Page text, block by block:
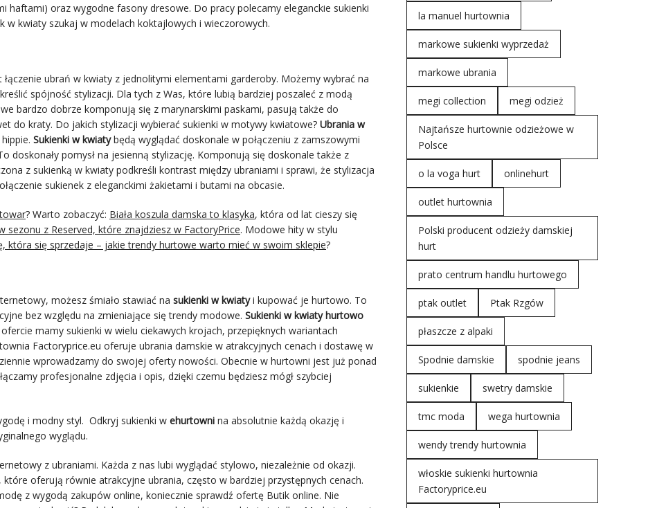
haftami) oraz wygodne fasony dresowe. Do pracy polecamy eleganckie sukienki
w kwiaty szukaj w modelach koktajlowych i wieczorowych.
ubrań w kwiaty z jednolitymi elementami garderoby. Możemy wybrać na
spójność stylizacji. Dla tych z Was, które lubią bardziej poszaleć z modą
bardzo dobrze komponują się z marynarskimi paskami, pasują także do
do kraty. Do jakich stylizacji wybierać sukienki w motywy kwiatowe? Ubrania w
Sukienki w kwiatybędą wyglądać doskonale w połączeniu z zamszowymi
doskonały pomysł na jesienną stylizację. Komponują się doskonale także z
z sukienką w kwiaty podkreśli kontrast między ubraniami i sprawi, że stylizacja
sukienek z eleganckimi żakietami i butami na obcasie.
? Warto zobaczyć: Biała koszula damska to klasyka, która od lat cieszy się
sezonu z Reserved, które znajdziesz w FactoryPrice. Modowe hity w stylu
która się sprzedaje – jakie trendy hurtowe warto mieć w swoim sklepie?
możesz śmiało stawiać na sukienki w kwiatyi kupować je hurtowo. To
bez względu na zmieniające się trendy modowe. Sukienki w kwiaty hurtowo
mamy sukienki w wielu ciekawych krojach, przepięknych wariantach
Factoryprice.eu oferuje ubrania damskie w atrakcyjnych cenach i dostawę w
wprowadzamy do swojej oferty nowości. Obecnie w hurtowni jest już ponad
profesjonalne zdjęcia i opis, dzięki czemu będziesz mógł szybciej
i modny styl. Odkryj sukienki w ehurtowni na absolutnie każdą okazję i
wyglądu.
z ubraniami. Każda z nas lubi wyglądać stylowo, niezależnie od okazji.
oferują równie atrakcyjne ubrania, często w bardziej przystępnych cenach.
z wygodą zakupów online, koniecznie sprawdź ofertę Butik online. Nie
la manuel hurtownia
markowe sukienki wyprzedaż
markowe ubrania
megi collection megi odzież
Najtańsze hurtownie odzieżowe w
Polsce
o la voga hurt onlinehurt
outlet hurtownia
Polski producent odzieży damskiej
hurt
prato centrum handlu hurtowego
ptak outlet Ptak Rzgów
płaszcze z alpaki
Spodnie damskie spodnie jeans
sukienkie swetry damskie
tmc moda wega hurtownia
wendy trendy hurtownia
włoskie sukienki hurtownia
Factoryprice.eu